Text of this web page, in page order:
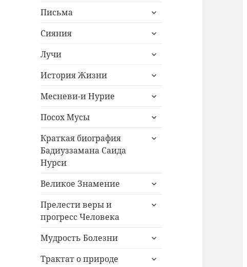
Письма
раскрыть
меню
Сияния
раскрыть
меню
Лучи
раскрыть
меню
История Жизни
раскрыть
меню
Месневи-и Нурие
раскрыть
меню
Посох Мусы
раскрыть
меню
Краткая биография
Бадиуззамана Саида
Нурси
раскрыть
Великое Знамение
раскрыть
меню
Прелести веры и
прогресс Человека
раскрыть
Мудрость Болезни
раскрыть
меню
Трактат о природе
раскрыть